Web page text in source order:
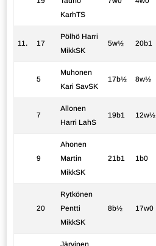
KarhTS
11. 17
Pölhö Harri
MikkSK
5w½ 20b1
5
Muhonen
Kari SavSK
17b½ 8w½
7
Allonen
Harri LahS
19b1 12w½
9
Ahonen
Martin
MikkSK
21b1 1b0
20
Rytkönen
Pentti
MikkSK
8b½ 17w0
Järvinen